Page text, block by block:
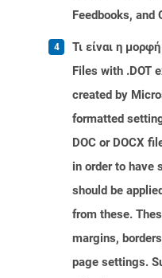
Feedbooks, and
Τι είναι η
Files with .DOT
created by
formatted
DOC or DOCX
in order to have
should be
from these.
margins,
page settings.